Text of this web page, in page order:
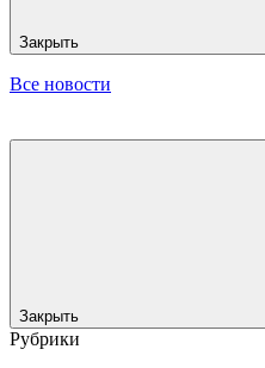
Закрыть
Все новости
Закрыть
Рубрики